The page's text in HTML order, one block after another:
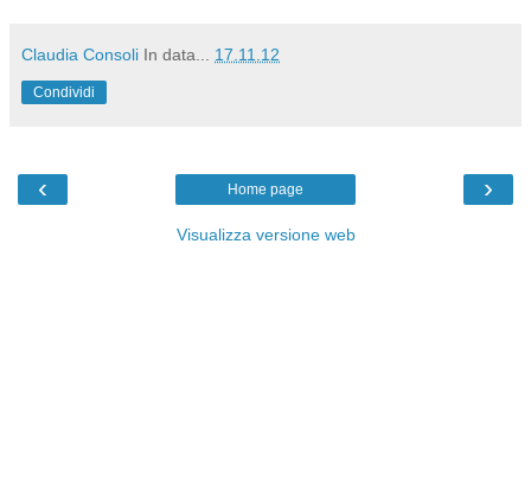
Claudia Consoli In data... 17.11.12
Condividi
‹ ›
Home page
Visualizza versione web